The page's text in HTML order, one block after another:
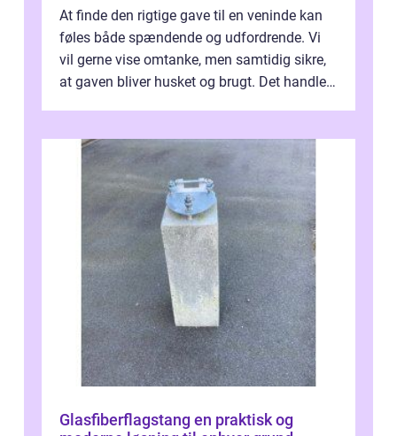
At finde den rigtige gave til en veninde kan
føles både spændende og udfordrende. Vi
vil gerne vise omtanke, men samtidig sikre,
at gaven bliver husket og brugt. Det handler
Glasfiberflagstang en praktisk og